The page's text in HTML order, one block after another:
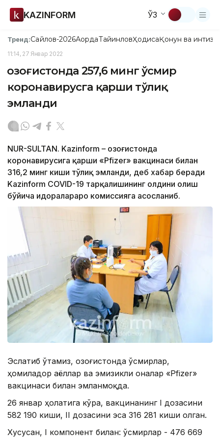
KAZINFORM ЎЗ
Тренд:Сайлов-2026АқордаТайинловҲодисаҚонун ва
11:14, 27 Январ 2022
Қозоғистонда 257,6 минг ўсмир
коронавирусга қарши тўлиқ
эмланди
NUR-SULTAN. Kazinform – Қозоғистонда
коронавирусига қарши «Pfizer» вакцинаси билан
316,2 минг киши тўлиқ эмланди, деб хабар беради
Kazinform COVID-19 тарқалишининг олдини олиш
бўйича идоралараро комиссияга асосланиб.
Эслатиб ўтамиз, Қозоғистонда ўсмирлар,
ҳомиладор аёллар ва эмизикли оналар «Pfizer»
вакцинаси билан эмланмоқда.
26 январ ҳолатига кўра, вакцинанинг I дозасини
582 190 киши, II дозасини эса 316 281 киши олган.
Хусусан, I компонент билан: ўсмирлар - 476 669